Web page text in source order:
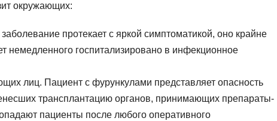
окружающих:
протекает с яркой симптоматикой, оно крайне
немедленного госпитализировано в инфекционное
лиц. Пациент с фурункулами представляет опасность
трансплантацию органов, принимающих препараты-
пациенты после любого оперативного